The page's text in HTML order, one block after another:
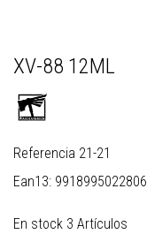
XV-88 12ML
Referencia 21-21
Ean13: 9918995022806
En stock 3 Artículos